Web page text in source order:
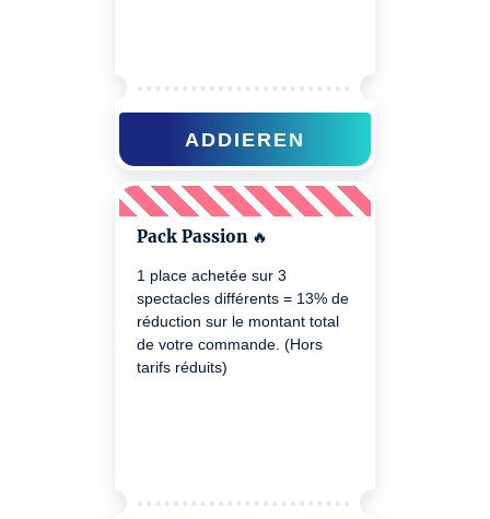
ADDIEREN
Pack Passion 🔥
1 place achetée sur 3
spectacles différents = 13% de
réduction sur le montant total
de votre commande. (Hors
tarifs réduits)